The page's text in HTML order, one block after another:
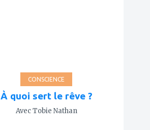
CONSCIENCE
À quoi sert le rêve ?
Avec Tobie Nathan